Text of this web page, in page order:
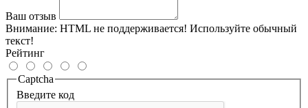
Ваш отзыв
Внимание: HTML не поддерживается! Используйте обычный
текст!
Рейтинг
Captcha
Введите код